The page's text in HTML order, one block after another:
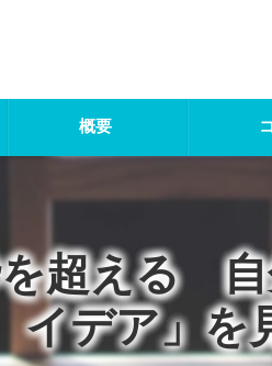
概要
超える
イデア」を